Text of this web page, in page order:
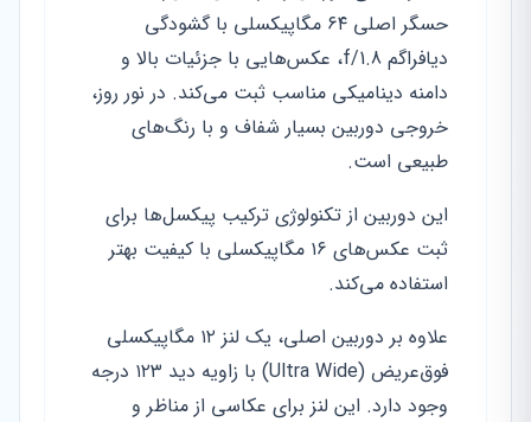
حسگر اصلی ۶۴ مگاپیکسلی با گشودگی
دیافراگم f/1.8، عکس‌هایی با جزئیات بالا و
دامنه دینامیکی مناسب ثبت می‌کند. در نور روز،
خروجی دوربین بسیار شفاف و با رنگ‌های
طبیعی است.
این دوربین از تکنولوژی ترکیب پیکسل‌ها برای
ثبت عکس‌های ۱۶ مگاپیکسلی با کیفیت بهتر
استفاده می‌کند.
علاوه بر دوربین اصلی، یک لنز ۱۲ مگاپیکسلی
فوق‌عریض (Ultra Wide) با زاویه دید ۱۲۳ درجه
وجود دارد. این لنز برای عکاسی از مناظر و